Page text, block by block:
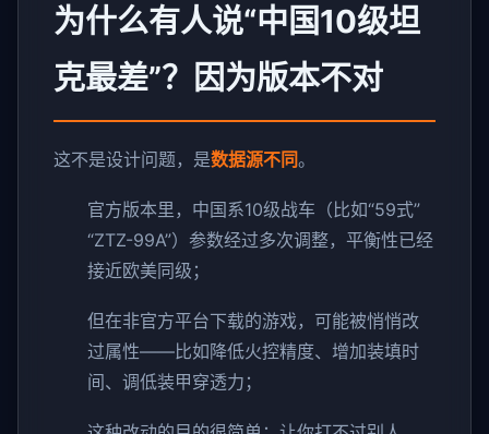
为什么有人说“中国10级坦
克最差”？因为版本不对
这不是设计问题，是数据源不同。
官方版本里，中国系10级战车（比如“59式”
“ZTZ-99A”）参数经过多次调整，平衡性已经
接近欧美同级；
但在非官方平台下载的游戏，可能被悄悄改
过属性——比如降低火控精度、增加装填时
间、调低装甲穿透力；